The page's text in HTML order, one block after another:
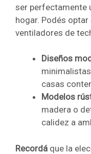
ser perfectamente
hogar. Podés
ventiladores de
Diseños
casas
Modelos
madera o
calidez a
Recordá que la